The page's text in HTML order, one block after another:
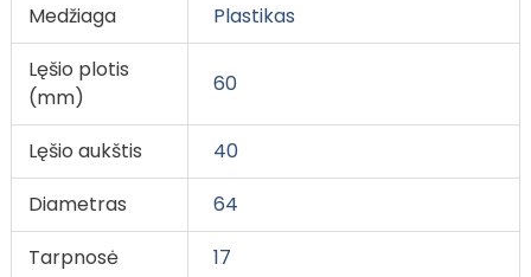
Medžiaga
Plastikas
Lęšio plotis
(mm)
60
Lęšio aukštis
40
Diametras
64
Tarpnosė
17